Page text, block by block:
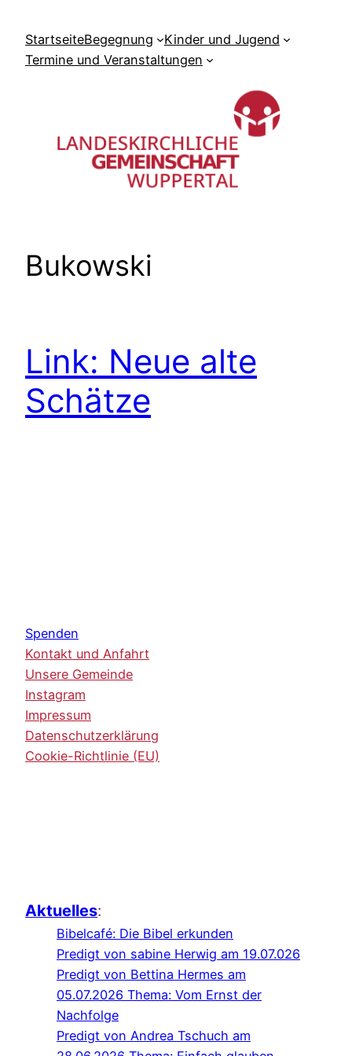
Inhalt
springen
StartseiteBegegnung
Kinder und Jugend
Termine und Veranstaltungen
Bukowski
Link: Neue alte
Schätze
Spenden
Kontakt und Anfahrt
Unsere Gemeinde
Instagram
Impressum
Datenschutzerklärung
Cookie-Richtlinie (EU)
Aktuelles:
Bibelcafé: Die Bibel erkunden
Predigt von sabine Herwig am 19.07.026
Predigt von Bettina Hermes am
05.07.2026 Thema: Vom Ernst der
Nachfolge
Predigt von Andrea Tschuch am